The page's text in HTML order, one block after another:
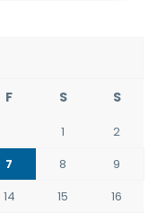
F S S
1
2
7 8
9
14 15
16